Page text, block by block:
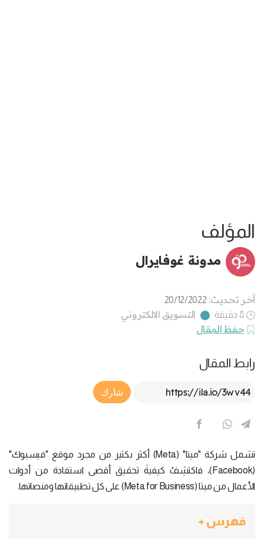
المؤلف
مدونة غوفايرال
آخر تحديث: 20/12/2022
8 دقيقة
التسويق الالكتروني
حفظ المقال
رابط المقال
Article Link
شارك
تشمل شركة "ميتا" (Meta) أكثر بكثير من مجرد موقع "فيسبوك"
(Facebook)، فاكتشِفْ كيفيةَ تحقيق أقصى استفادة من أدوات
الأعمال من ميتا (Meta for Business) على كل تطبيقاتها ومنصاتها.
فهرس +